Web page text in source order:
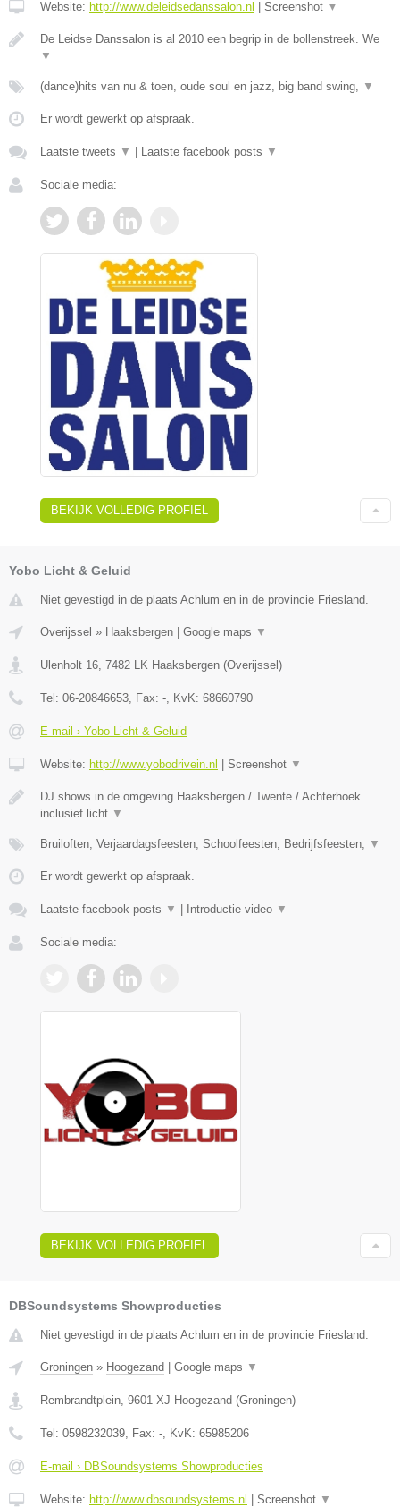
Website: http://www.deleidsedanssalon.nl | Screenshot ▼
De Leidse Danssalon is al 2010 een begrip in de bollenstreek. We
▼
(dance)hits van nu & toen, oude soul en jazz, big band swing, ▼
Er wordt gewerkt op afspraak.
Laatste tweets ▼ | Laatste facebook posts ▼
Sociale media:
BEKIJK VOLLEDIG PROFIEL
Yobo Licht & Geluid
Niet gevestigd in de plaats Achlum en in de provincie Friesland.
Overijssel » Haaksbergen | Google maps ▼
Ulenholt 16 7482 LK Haaksbergen (Overijssel)
Tel: 06-20846653 , Fax: - , KvK: 68660790
E-mail › Yobo Licht & Geluid
Website: http://www.yobodrivein.nl | Screenshot ▼
DJ shows in de omgeving Haaksbergen / Twente / Achterhoek
inclusief licht ▼
Bruiloften, Verjaardagsfeesten, Schoolfeesten, Bedrijfsfeesten, ▼
Er wordt gewerkt op afspraak.
Laatste facebook posts ▼ | Introductie video ▼
Sociale media:
BEKIJK VOLLEDIG PROFIEL
DBSoundsystems Showproducties
Niet gevestigd in de plaats Achlum en in de provincie Friesland.
Groningen » Hoogezand | Google maps ▼
Rembrandtplein 9601 XJ Hoogezand (Groningen)
Tel: 0598232039 , Fax: - , KvK: 65985206
E-mail › DBSoundsystems Showproducties
Website: http://www.dbsoundsystems.nl | Screenshot ▼